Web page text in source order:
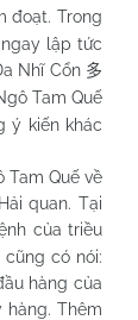
đoạt. Trong
lập tức
Nhĩ Cổn 多
Tam Quế
ý kiến khác
Quế về
quan. Tại
của triều
có nói:
hàng của
Thêm